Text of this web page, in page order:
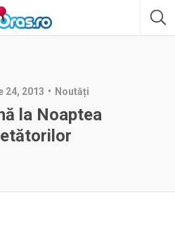
24, 2013 Noutăți
la Noaptea